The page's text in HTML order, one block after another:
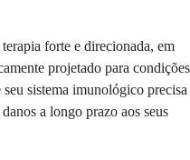
forte e direcionada, em
projetado para condições
sistema imunológico precisa
a longo prazo aos seus